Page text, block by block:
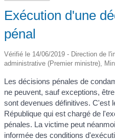
Exécution d'une
pénal
Vérifié le 14/06/2019 - Direction de
administrative (Premier ministre),
Les décisions pénales de
ne peuvent, sauf exceptions,
sont devenues définitives. C'est
République qui est chargé de
pénales. La victime peut
informée des conditions